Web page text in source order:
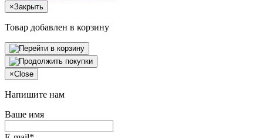
×Закрыть
Товар добавлен в корзину
×Close
Напишите нам
Ваше имя